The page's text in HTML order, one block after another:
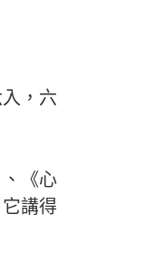
，六
《心
講得